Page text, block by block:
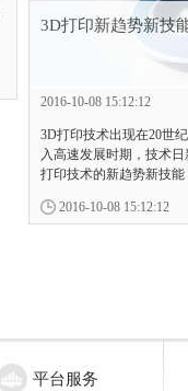
3D打印新趋势新技
2016-10-08 15:12:12
3D打印技术出现在20世
入高速发展时期，技术
打印技术的新趋势新技
2016-10-08 15:12:12
平台服务